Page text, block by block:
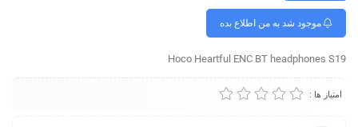
موجود شد به من اطلاع بده
Hoco Heartful ENC BT headphones S19
امتیاز ها :